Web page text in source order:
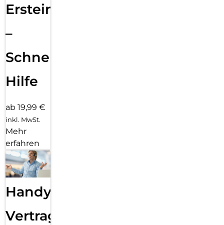
Ersteinrichtung
–
Schnelle
Hilfe
ab 19,99 €
inkl. MwSt.
Mehr
erfahren
Handy
Vertragsabwicklung